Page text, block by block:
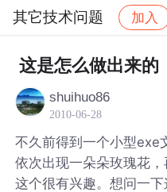
其它技术问题 加入
社区 其它技术问题
这是怎么做出来的
shuihuo86
2010-06-28
不久前得到一个小型exe
依次出现一朵朵玫瑰花
这个很有兴趣。想问一